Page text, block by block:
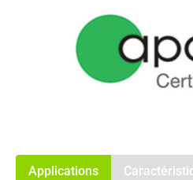
Applications